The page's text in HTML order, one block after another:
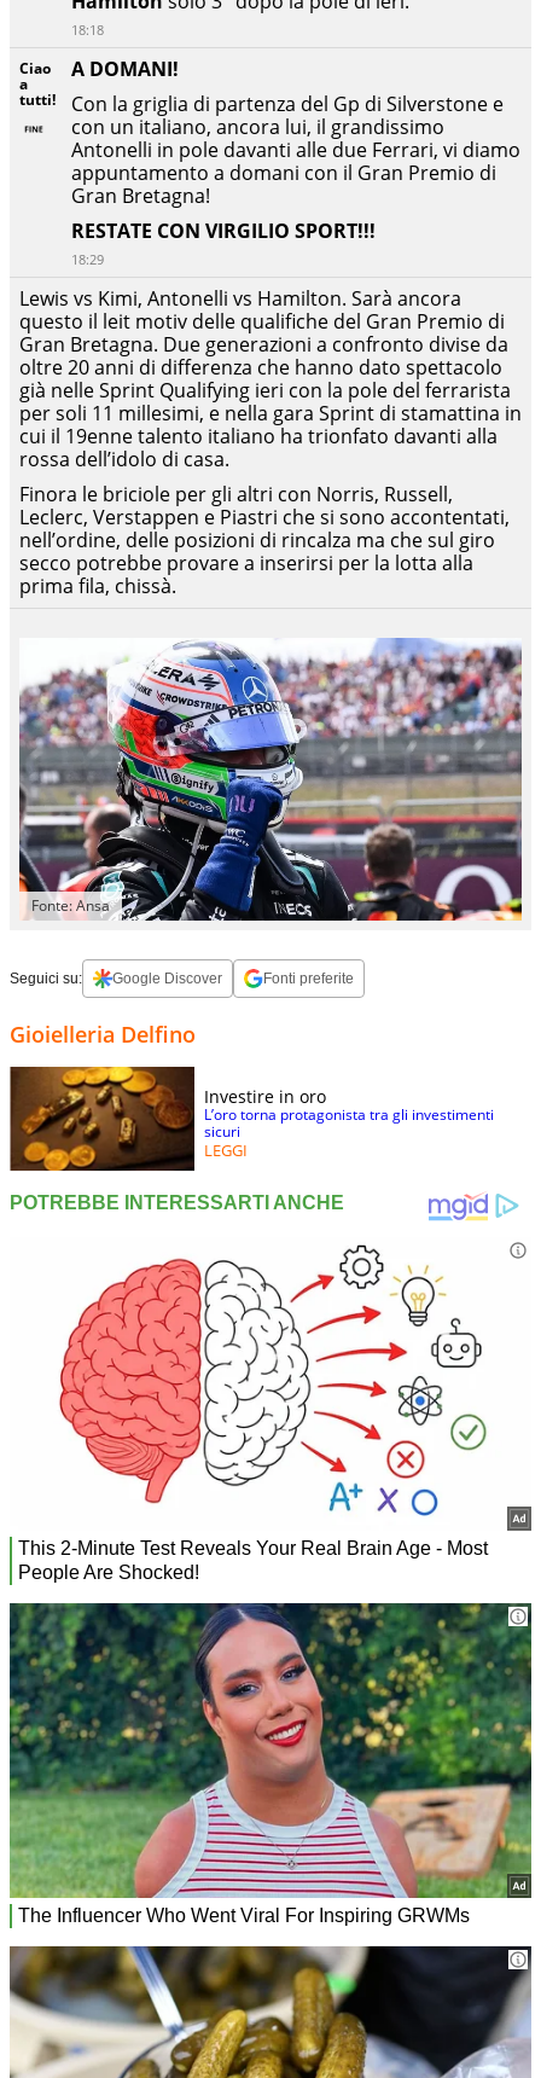
Ciao
a
tutti!
A DOMANI!
Con la griglia di partenza del Gp di Silverstone e
con un italiano, ancora lui, il grandissimo
Antonelli in pole davanti alle due Ferrari, vi diamo
appuntamento a domani con il Gran Premio di
Gran Bretagna!
RESTATE CON VIRGILIO SPORT!!!
18:29
18:18
Lewis vs Kimi, Antonelli vs Hamilton. Sarà ancora
questo il leit motiv delle qualifiche del Gran Premio di
Gran Bretagna. Due generazioni a confronto divise da
oltre 20 anni di differenza che hanno dato spettacolo
già nelle Sprint Qualifying ieri con la pole del ferrarista
per soli 11 millesimi, e nella gara Sprint di stamattina in
cui il 19enne talento italiano ha trionfato davanti alla
rossa dell’idolo di casa.
Finora le briciole per gli altri con Norris, Russell,
Leclerc, Verstappen e Piastri che si sono accontentati,
nell’ordine, delle posizioni di rincalza ma che sul giro
secco potrebbe provare a inserirsi per la lotta alla
prima fila, chissà.
Fonte: Ansa
Seguici su: Google Discover Fonti preferite
Gioielleria Delfino
Investire in oro
L’oro torna protagonista tra gli investimenti
sicuri
LEGGI